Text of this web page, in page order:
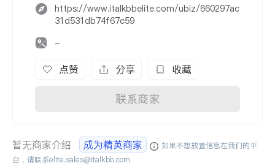
https://www.italkbbelite.com/ubiz/660297ac
31d531db74f67c59
-
点赞 分享 收藏
联系商家
暂无商家介绍 成为精英商家
如果不想放置信息在我们的平
台，请联系elite.sales@italkbb.com